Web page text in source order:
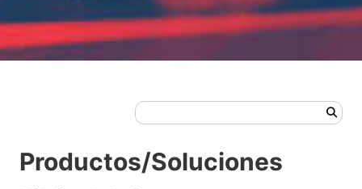
Productos/Soluciones